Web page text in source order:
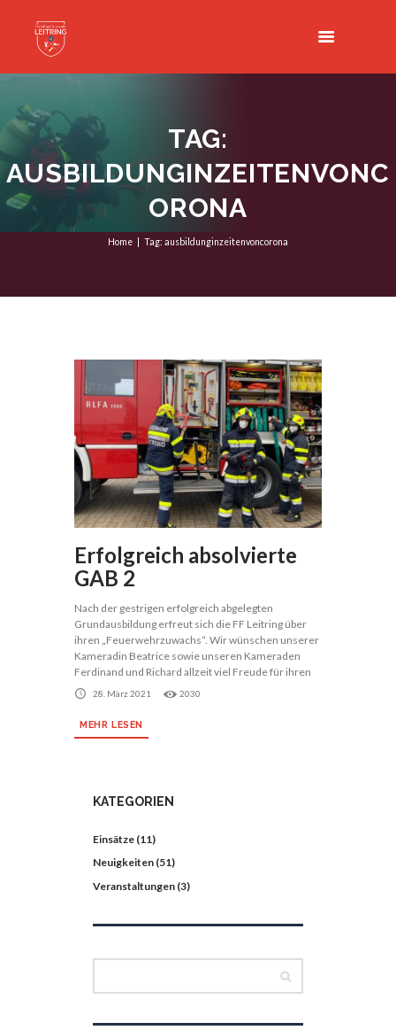
TAG:
AUSBILDUNGINZEITENVONC
ORONA
Home Tag: ausbildunginzeitenvoncorona
Erfolgreich absolvierte
GAB 2
Nach der gestrigen erfolgreich abgelegten
Grundausbildung erfreut sich die FF Leitring über
ihren „Feuerwehrzuwachs“. Wir wünschen unserer
Kameradin Beatrice sowie unseren Kameraden
Ferdinand und Richard allzeit viel Freude für ihren
28. März 2021 2030
MEHR LESEN
KATEGORIEN
Einsätze (11)
Neuigkeiten (51)
Veranstaltungen (3)